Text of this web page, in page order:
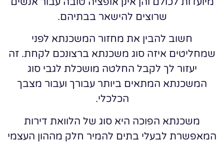
שרוצים להישאר בבתיהם.
חשוב להבין את מחזור המשכנתא לפני
שמחליטים איזה סוג משכנתא ברצונכם לקחת. זה
יעזור לך לקבל החלטה מושכלת לגבי סוג
המשכנתא המתאים ביותר עבורך ועבור מצבך
הכלכלי.
משכנתא הפוכה היא סוג של הלוואת דירות
המאפשרת לבעלי בתים להמיר חלק מההון העצמי